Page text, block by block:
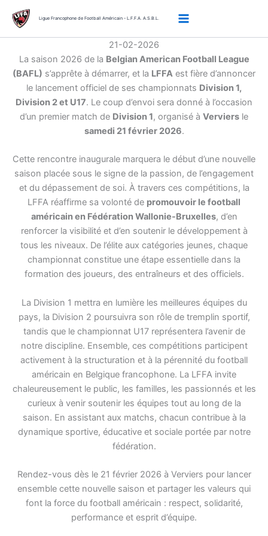
contenu
Ligue Francophone de Football Américain - L.F.F.A. A.S.B.L.
21-02-2026
La saison 2026 de la Belgian American Football League
(BAFL) s’apprête à démarrer, et la LFFA est fière d’annoncer
le lancement officiel de ses championnats Division 1,
Division 2 et U17. Le coup d’envoi sera donné à l’occasion
d’un premier match de Division 1, organisé à Verviers le
samedi 21 février 2026.
Cette rencontre inaugurale marquera le début d’une nouvelle
saison placée sous le signe de la passion, de l’engagement
et du dépassement de soi. À travers ces compétitions, la
LFFA réaffirme sa volonté de promouvoir le football
américain en Fédération Wallonie-Bruxelles, d’en
renforcer la visibilité et d’en soutenir le développement à
tous les niveaux. De l’élite aux catégories jeunes, chaque
championnat constitue une étape essentielle dans la
formation des joueurs, des entraîneurs et des officiels.
La Division 1 mettra en lumière les meilleures équipes du
pays, la Division 2 poursuivra son rôle de tremplin sportif,
tandis que le championnat U17 représentera l’avenir de
notre discipline. Ensemble, ces compétitions participent
activement à la structuration et à la pérennité du football
américain en Belgique francophone. La LFFA invite
chaleureusement le public, les familles, les passionnés et les
curieux à venir soutenir les équipes tout au long de la
saison. En assistant aux matchs, chacun contribue à la
dynamique sportive, éducative et sociale portée par notre
fédération.
Rendez-vous dès le 21 février 2026 à Verviers pour lancer
ensemble cette nouvelle saison et partager les valeurs qui
font la force du football américain : respect, solidarité,
performance et esprit d’équipe.